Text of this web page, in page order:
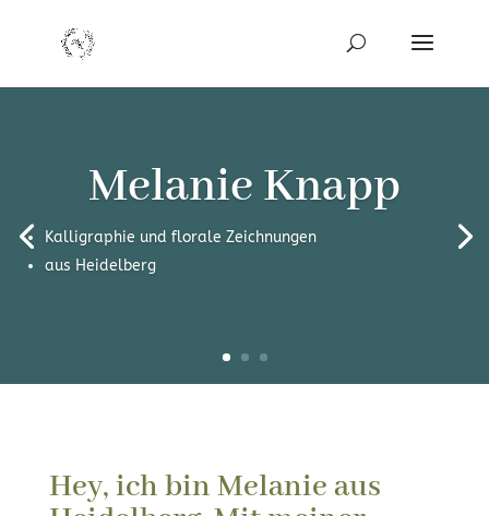
Melanie Knapp
Kalligraphie und florale Zeichnungen
aus Heidelberg
Hey, ich bin Melanie aus